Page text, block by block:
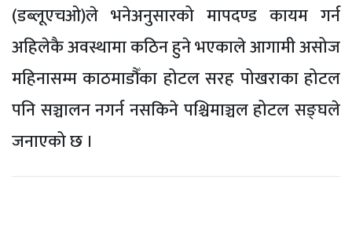
(डब्लूएचओ)ले भनेअनुसारको मापदण्ड कायम गर्न
अहिलेकै अवस्थामा कठिन हुने भएकाले आगामी असोज
महिनासम्म काठमाडौँका होटल सरह पोखराका होटल
पनि सञ्चालन नगर्न नसकिने पश्चिमाञ्चल होटल सङ्घले
जनाएको छ ।